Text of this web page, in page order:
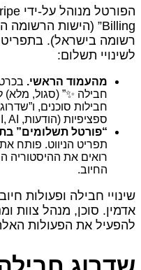
לשינויי תשלום:
מהעמוד הראשי.
חבילה ✨” (סגול,
חבילות סוכנים,
ספציפיות (הודעות, API, AI, אוטומציות, תהליכי צ’אטבוט).
“פורטל תשלומים”
רואים את ההיסטוריה
החיוב.
שינויי חבילה ופעולות
אדמין. סוכן, מנהל צוות
להפעיל את הפעולות